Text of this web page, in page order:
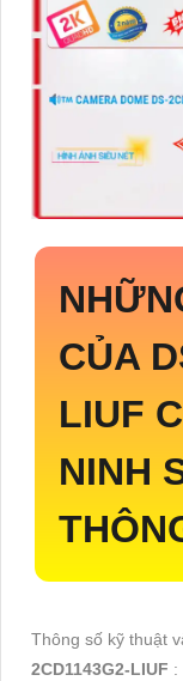
CỦA
LIUF
NINH
Thông số kỹ thuật
2CD1143G2-LIUF :